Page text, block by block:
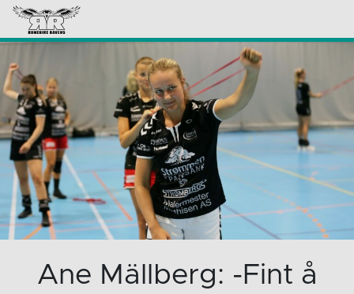
Ane Mällberg: -Fint å